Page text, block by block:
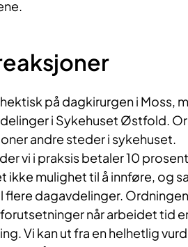
på dagkirurgen i Moss,
i Sykehuset Østfold.
andre steder i sykehuset.
vi i praksis betaler 10
ikke mulighet til å innføre, og
flere dagavdelinger.
når arbeidet tid
Vi kan ut fra en helhetlig